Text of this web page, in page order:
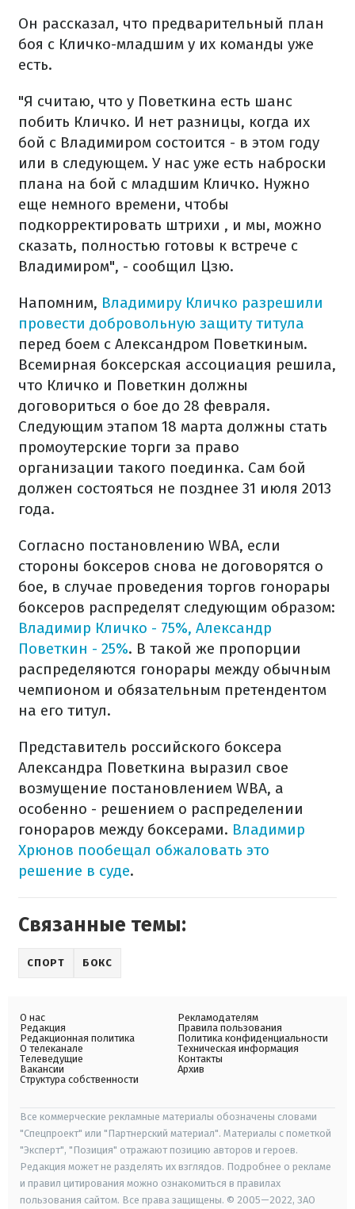
Он рассказал, что предварительный план
боя с Кличко-младшим у их команды уже
есть.
"Я считаю, что у Поветкина есть шанс
побить Кличко. И нет разницы, когда их
бой с Владимиром состоится - в этом году
или в следующем. У нас уже есть наброски
плана на бой с младшим Кличко. Нужно
еще немного времени, чтобы
подкорректировать штрихи , и мы, можно
сказать, полностью готовы к встрече с
Владимиром", - сообщил Цзю.
Напомним, Владимиру Кличко разрешили
провести добровольную защиту титула
перед боем с Александром Поветкиным.
Всемирная боксерская ассоциация решила,
что Кличко и Поветкин должны
договориться о бое до 28 февраля.
Следующим этапом 18 марта должны стать
промоутерские торги за право
организации такого поединка. Сам бой
должен состояться не позднее 31 июля 2013
года.
Согласно постановлению WBA, если
стороны боксеров снова не договорятся о
бое, в случае проведения торгов гонорары
боксеров распределят следующим образом:
Владимир Кличко - 75%, Александр
Поветкин - 25%. В такой же пропорции
распределяются гонорары между обычным
чемпионом и обязательным претендентом
на его титул.
Представитель российского боксера
Александра Поветкина выразил свое
возмущение постановлением WBA, а
особенно - решением о распределении
гонораров между боксерами. Владимир
Хрюнов пообещал обжаловать это
решение в суде.
Связанные темы:
СПОРТ БОКС
О нас
Редакция
Редакционная политика
О телеканале
Телеведущие
Вакансии
Структура собственности
Рекламодателям
Правила пользования
Политика конфиденциальности
Техническая информация
Контакты
Архив
Все коммерческие рекламные материалы обозначены словами
"Спецпроект" или "Партнерский материал". Материалы с пометкой
"Эксперт", "Позиция" отражают позицию авторов и героев.
Редакция может не разделять их взглядов. Подробнее о рекламе
и правил цитирования можно ознакомиться в правилах
пользования сайтом. Все права защищены. © 2005—2022, ЗАО